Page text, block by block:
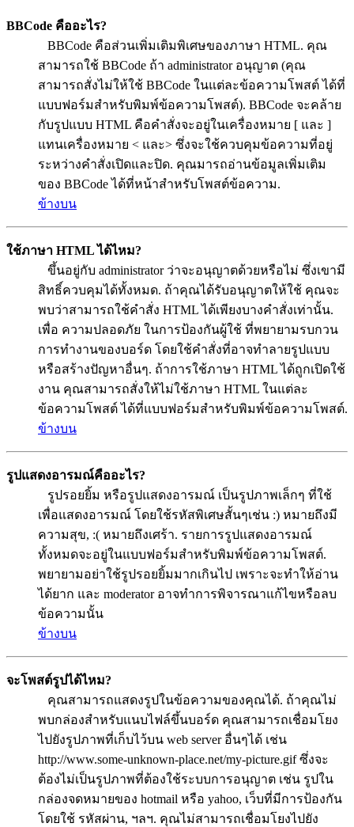
BBCode คืออะไร?
BBCode คือส่วนเพิ่มเติมพิเศษของภาษา HTML. คุณ
สามารถใช้ BBCode ถ้า administrator อนุญาต (คุณ
สามารถสั่งไม่ให้ใช้ BBCode ในแต่ละข้อความโพสต์ ได้ที่
แบบฟอร์มสำหรับพิมพ์ข้อความโพสต์). BBCode จะคล้าย
กับรูปแบบ HTML คือคำสั่งจะอยู่ในเครื่องหมาย [ และ ]
แทนเครื่องหมาย < และ> ซึ่งจะใช้ควบคุมข้อความที่อยู่
ระหว่างคำสั่งเปิดและปิด. คุณมารถอ่านข้อมูลเพิ่มเติม
ของ BBCode ได้ที่หน้าสำหรับโพสต์ข้อความ.
ข้างบน
ใช้ภาษา HTML ได้ไหม?
ขึ้นอยู่กับ administrator ว่าจะอนุญาตด้วยหรือไม่ ซึ่งเขามี
สิทธิ์ควบคุมได้ทั้งหมด. ถ้าคุณได้รับอนุญาตให้ใช้ คุณจะ
พบว่าสามารถใช้คำสั่ง HTML ได้เพียงบางคำสั่งเท่านั้น.
เพื่อ ความปลอดภัย ในการป้องกันผู้ใช้ ที่พยายามรบกวน
การทำงานของบอร์ด โดยใช้คำสั่งที่อาจทำลายรูปแบบ
หรือสร้างปัญหาอื่นๆ. ถ้าการใช้ภาษา HTML ได้ถูกเปิดใช้
งาน คุณสามารถสั่งให้ไม่ใช้ภาษา HTML ในแต่ละ
ข้อความโพสต์ ได้ที่แบบฟอร์มสำหรับพิมพ์ข้อความโพสต์.
ข้างบน
รูปแสดงอารมณ์คืออะไร?
รูปรอยยิ้ม หรือรูปแสดงอารมณ์ เป็นรูปภาพเล็กๆ ที่ใช้
เพื่อแสดงอารมณ์ โดยใช้รหัสพิเศษสั้นๆเช่น :) หมายถึงมี
ความสุข, :( หมายถึงเศร้า. รายการรูปแสดงอารมณ์
ทั้งหมดจะอยู่ในแบบฟอร์มสำหรับพิมพ์ข้อความโพสต์.
พยายามอย่าใช้รูปรอยยิ้มมากเกินไป เพราะจะทำให้อ่าน
ได้ยาก และ moderator อาจทำการพิจารณาแก้ไขหรือลบ
ข้อความนั้น
ข้างบน
จะโพสต์รูปได้ไหม?
คุณสามารถแสดงรูปในข้อความของคุณได้. ถ้าคุณไม่
พบกล่องสำหรับแนบไฟล์ขึ้นบอร์ด คุณสามารถเชื่อมโยง
ไปยังรูปภาพที่เก็บไว้บน web server อื่นๆได้ เช่น
http://www.some-unknown-place.net/my-picture.gif ซึ่งจะ
ต้องไม่เป็นรูปภาพที่ต้องใช้ระบบการอนุญาต เช่น รูปใน
กล่องจดหมายของ hotmail หรือ yahoo, เว็บที่มีการป้องกัน
โดยใช้ รหัสผ่าน, ฯลฯ. คุณไม่สามารถเชื่อมโยงไปยัง